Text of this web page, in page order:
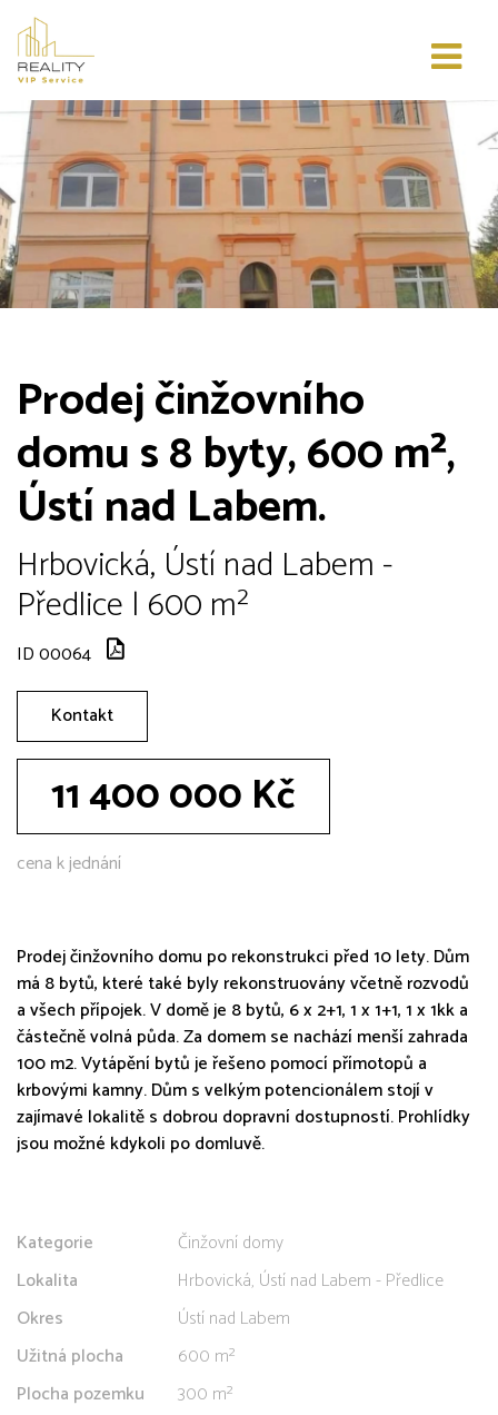
Prodej činžovního
domu s 8 byty, 600 m²,
Ústí nad Labem.
Hrbovická, Ústí nad Labem -
Předlice | 600 m²
ID 00064
Kontakt
11 400 000 Kč
cena k jednání
Prodej činžovního domu po rekonstrukci před 10 lety. Dům
má 8 bytů, které také byly rekonstruovány včetně rozvodů
a všech přípojek. V domě je 8 bytů, 6 x 2+1, 1 x 1+1, 1 x 1kk a
částečně volná půda. Za domem se nachází menší zahrada
100 m2. Vytápění bytů je řešeno pomocí přímotopů a
krbovými kamny. Dům s velkým potencionálem stojí v
zajímavé lokalitě s dobrou dopravní dostupností. Prohlídky
jsou možné kdykoli po domluvě.
Kategorie
Činžovní domy
Lokalita
Hrbovická, Ústí nad Labem - Předlice
Okres
Ústí nad Labem
Užitná plocha
600 m²
Plocha pozemku
300 m²